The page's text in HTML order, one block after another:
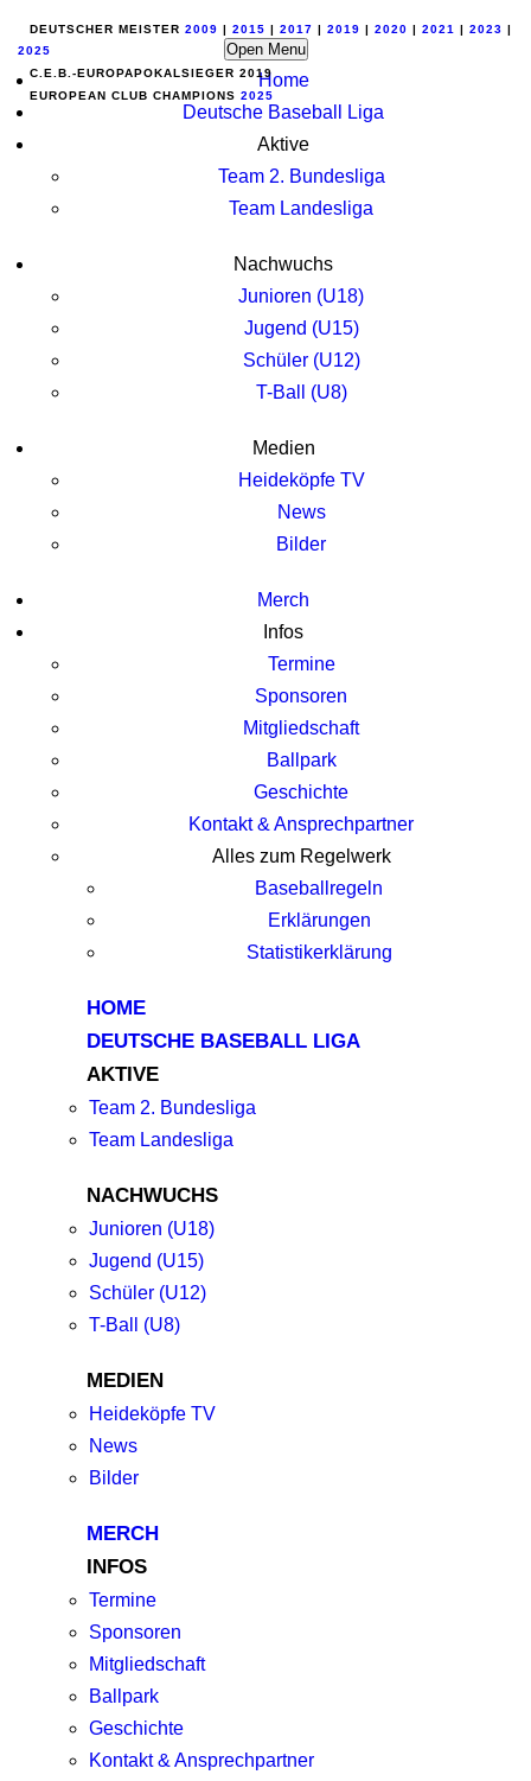
DEUTSCHER MEISTER 2009 | 2015 | 2017 | 2019 | 2020 | 2021 | 2023 |
2025
C.E.B.-EUROPAPOKALSIEGER 2019
EUROPEAN CLUB CHAMPIONS 2025
Open Menu
Home
Deutsche Baseball Liga
Aktive
Team 2. Bundesliga
Team Landesliga
Nachwuchs
Junioren (U18)
Jugend (U15)
Schüler (U12)
T-Ball (U8)
Medien
Heideköpfe TV
News
Bilder
Merch
Infos
Termine
Sponsoren
Mitgliedschaft
Ballpark
Geschichte
Kontakt & Ansprechpartner
Alles zum Regelwerk
Baseballregeln
Erklärungen
Statistikerklärung
HOME
DEUTSCHE BASEBALL LIGA
AKTIVE
Team 2. Bundesliga
Team Landesliga
NACHWUCHS
Junioren (U18)
Jugend (U15)
Schüler (U12)
T-Ball (U8)
MEDIEN
Heideköpfe TV
News
Bilder
MERCH
INFOS
Termine
Sponsoren
Mitgliedschaft
Ballpark
Geschichte
Kontakt & Ansprechpartner